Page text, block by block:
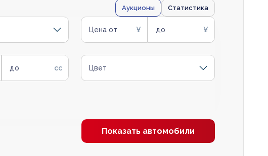
Аукционы Статистика
Цена от до
до Цвет
Показать автомобили